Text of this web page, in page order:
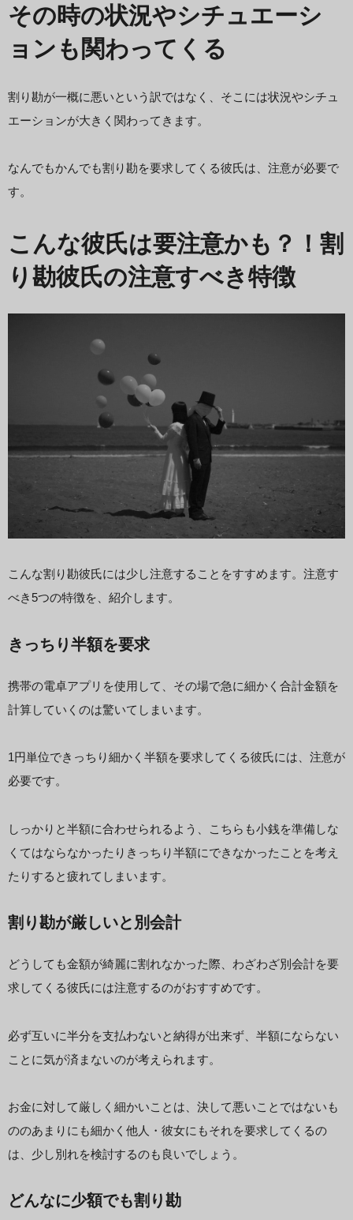
その時の状況やシチュエーシ
ョンも関わってくる
割り勘が一概に悪いという訳ではなく、そこには状況やシチュ
エーションが大きく関わってきます。
なんでもかんでも割り勘を要求してくる彼氏は、注意が必要で
す。
こんな彼氏は要注意かも？！割
り勘彼氏の注意すべき特徴
こんな割り勘彼氏には少し注意することをすすめます。注意す
べき5つの特徴を、紹介します。
きっちり半額を要求
携帯の電卓アプリを使用して、その場で急に細かく合計金額を
計算していくのは驚いてしまいます。
1円単位できっちり細かく半額を要求してくる彼氏には、注意が
必要です。
しっかりと半額に合わせられるよう、こちらも小銭を準備しな
くてはならなかったりきっちり半額にできなかったことを考え
たりすると疲れてしまいます。
割り勘が厳しいと別会計
どうしても金額が綺麗に割れなかった際、わざわざ別会計を要
求してくる彼氏には注意するのがおすすめです。
必ず互いに半分を支払わないと納得が出来ず、半額にならない
ことに気が済まないのが考えられます。
お金に対して厳しく細かいことは、決して悪いことではないも
ののあまりにも細かく他人・彼女にもそれを要求してくるの
は、少し別れを検討するのも良いでしょう。
どんなに少額でも割り勘